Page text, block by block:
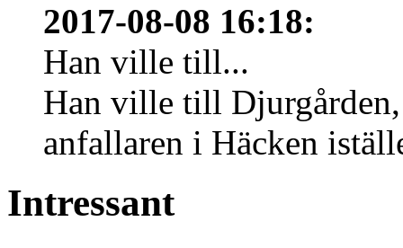
2017-08-08 16:18:
Han ville till...
Han ville till Djurgården,
anfallaren i Häcken
Intressant